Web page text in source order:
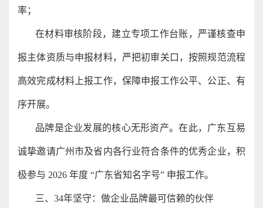
率；
在材料审核阶段，建立专项工作台账，严谨核查申
报主体资质与申报材料，严把初审关口，按照规范流程
高效完成材料上报工作，保障申报工作公平、公正、有
序开展。
品牌是企业发展的核心无形资产。在此，广东互易
诚挚邀请广州市及省内各行业符合条件的优秀企业，积
极参与 2026 年度 “广东省知名字号” 申报工作。
三、34年坚守：做企业品牌最可信赖的伙伴